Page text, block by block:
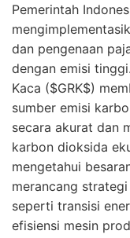
Pemerintah
dan pengenaan
dengan emisi
Kaca ($GRK$)
sumber emisi
secara akurat dan
karbon dioksida
mengetahui
merancang
seperti transisi
efisiensi mesin